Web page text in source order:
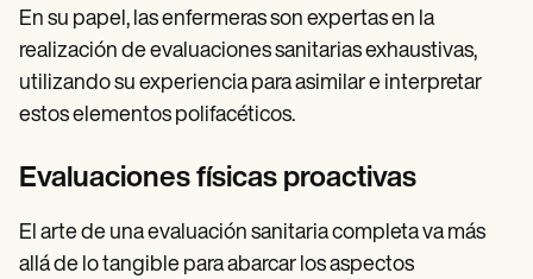
En su papel, las enfermeras son expertas en la
realización de evaluaciones sanitarias exhaustivas,
utilizando su experiencia para asimilar e interpretar
estos elementos polifacéticos.
Evaluaciones físicas proactivas
El arte de una evaluación sanitaria completa va más
allá de lo tangible para abarcar los aspectos